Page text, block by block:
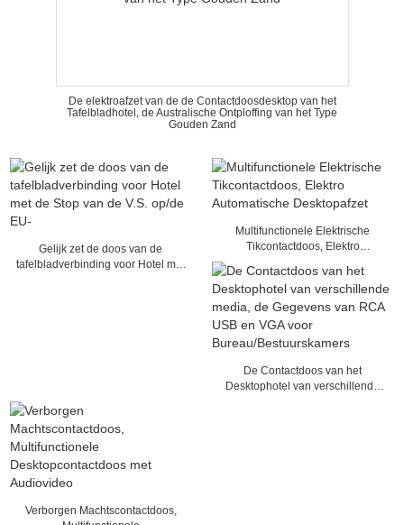
De elektroafzet van de de Contactdoosdesktop van het
Tafelbladhotel, de Australische Ontploffing van het Type
Gouden Zand
Gelijk zet de doos van de
tafelbladverbinding voor Hotel met
Multifunctionele Elektrische
Tikcontactdoos, Elektro
De Contactdoos van het
Desktophotel van verschillende
Verborgen Machtscontactdoos,